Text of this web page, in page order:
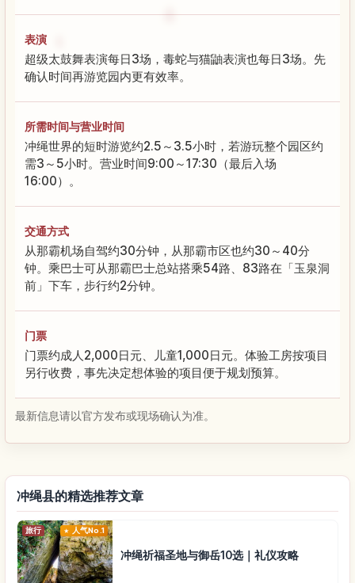
表演
超级太鼓舞表演每日3场，毒蛇与猫鼬表演也每日3场。先
确认时间再游览园内更有效率。
所需时间与营业时间
冲绳世界的短时游览约2.5～3.5小时，若游玩整个园区约
需3～5小时。营业时间9:00～17:30（最后入场
16:00）。
交通方式
从那霸机场自驾约30分钟，从那霸市区也约30～40分
钟。乘巴士可从那霸巴士总站搭乘54路、83路在「玉泉洞
前」下车，步行约2分钟。
门票
门票约成人2,000日元、儿童1,000日元。体验工房按项目
另行收费，事先决定想体验的项目便于规划预算。
最新信息请以官方发布或现场确认为准。
冲绳县的精选推荐文章
旅行 人气No.1
冲绳祈福圣地与御岳10选｜礼仪攻略